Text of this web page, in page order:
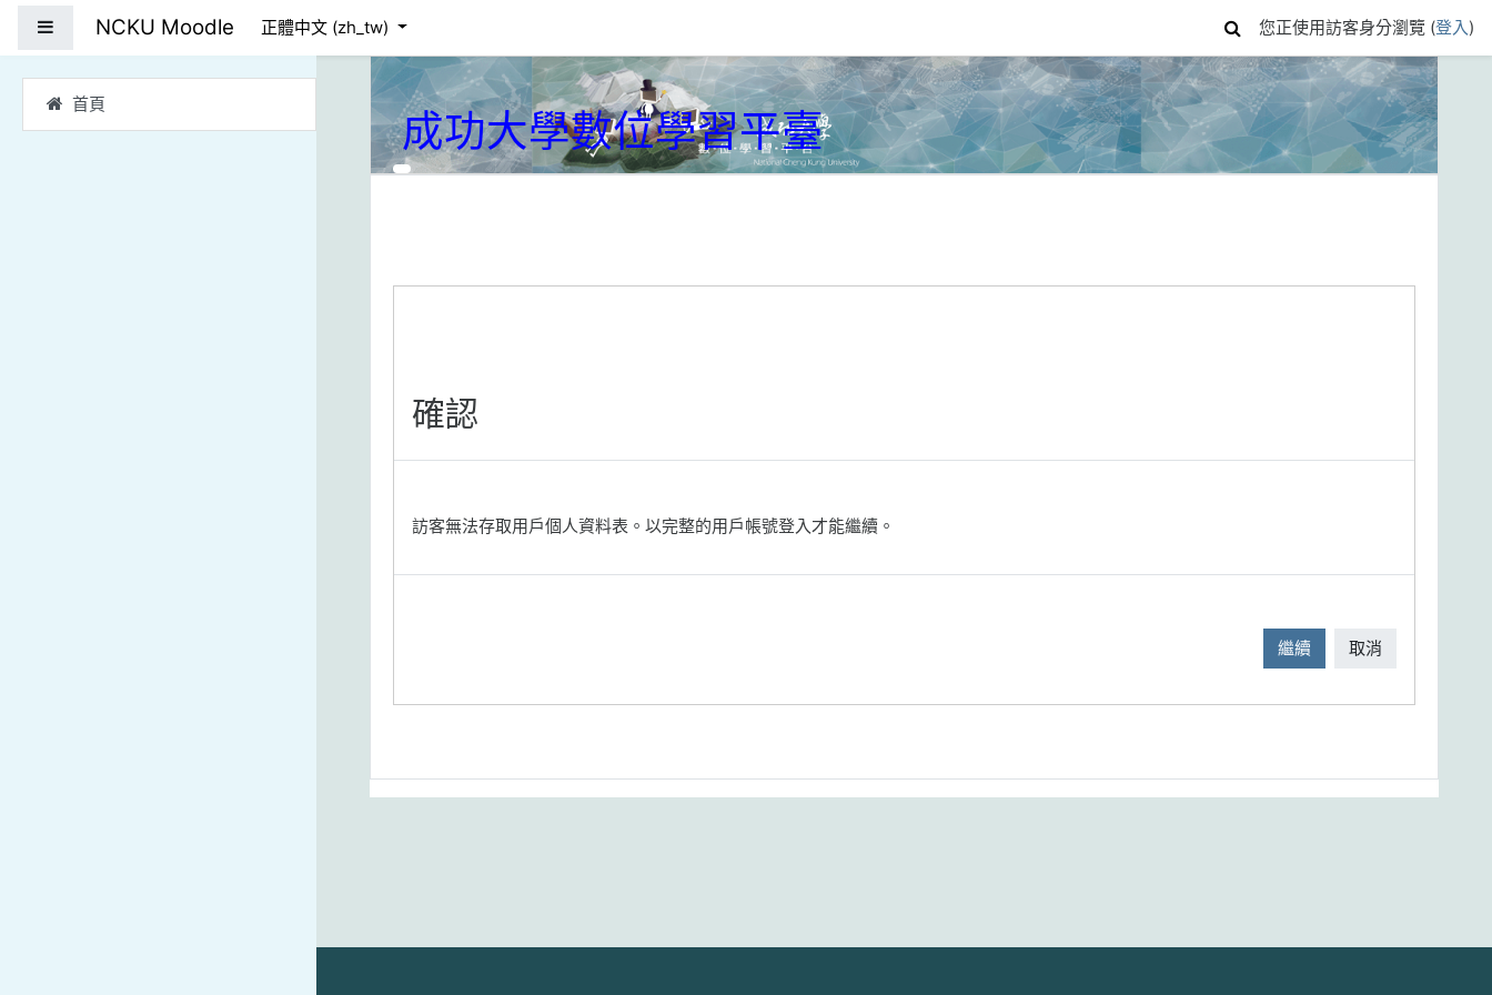
首頁
NCKU Moodle 正體中文 ‎(zh_tw)‎ 您正使用訪客身分瀏覽 (登入)
成功大學數位學習平臺
確認
訪客無法存取用戶個人資料表。以完整的用戶帳號登入才能繼續。
繼續 取消